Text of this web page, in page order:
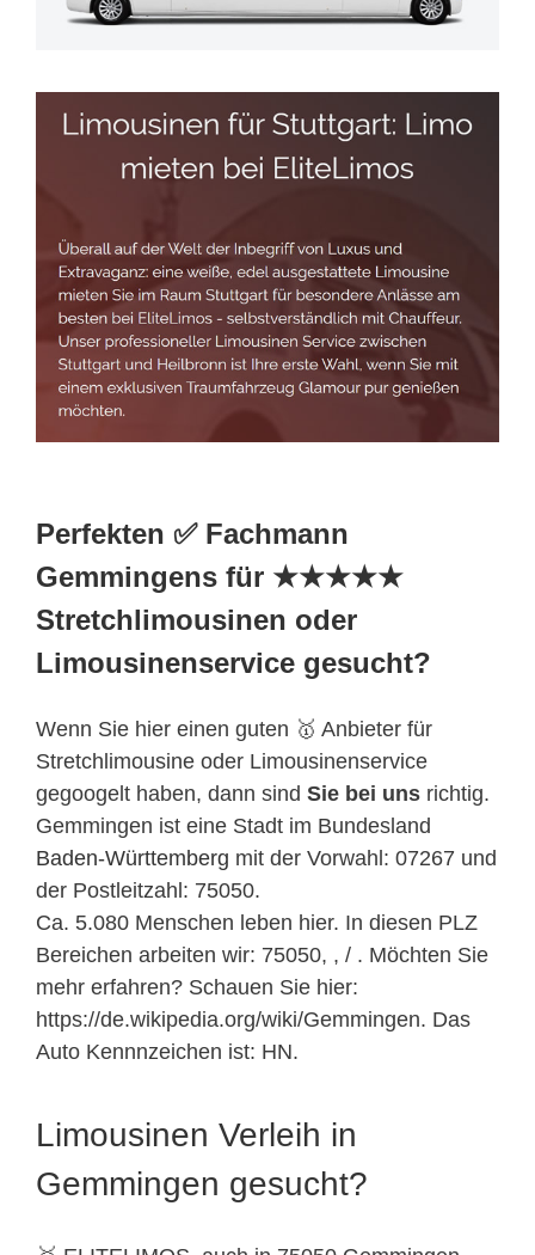
Perfekten ✅ Fachmann
Gemmingens für ★★★★★
Stretchlimousinen oder
Limousinenservice gesucht?
Wenn Sie hier einen guten 🥇 Anbieter für
Stretchlimousine oder Limousinenservice
gegoogelt haben, dann sind Sie bei uns richtig.
Gemmingen ist eine Stadt im Bundesland
Baden-Württemberg mit der Vorwahl: 07267 und
der Postleitzahl: 75050.
Ca. 5.080 Menschen leben hier. In diesen PLZ
Bereichen arbeiten wir: 75050, , / . Möchten Sie
mehr erfahren? Schauen Sie hier:
https://de.wikipedia.org/wiki/Gemmingen. Das
Auto Kennnzeichen ist: HN.
Limousinen Verleih in
Gemmingen gesucht?